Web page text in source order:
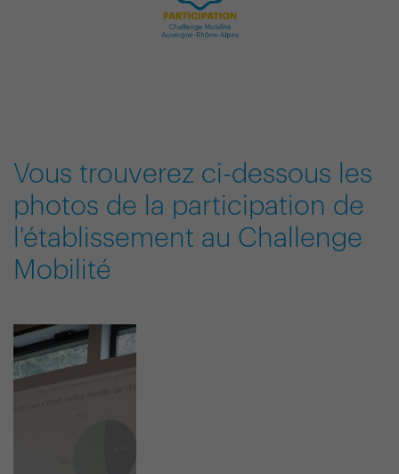
Vous trouverez ci-dessous les
photos de la participation de
l'établissement au Challenge
Mobilité